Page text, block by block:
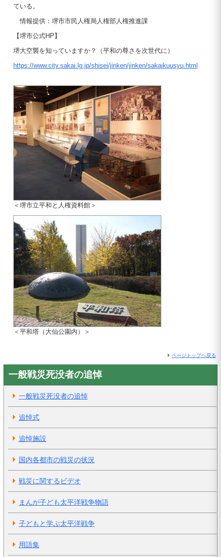
ている。
情報提供：堺市市民人権局人権部人権推進課
【堺市公式HP】
堺大空襲を知っていますか？（平和の尊さを次世代に）
https://www.city.sakai.lg.jp/shisei/jinken/jinken/sakaikuusyu.html
＜堺市立平和と人権資料館＞
＜平和塔（大仙公園内）＞
ページトップへ戻る
一般戦災死没者の追悼
一般戦災死没者の追悼
追悼式
追悼施設
国内各都市の戦災の状況
戦災に関するビデオ
まんが子ども太平洋戦争物語
子どもと学ぶ太平洋戦争
用語集